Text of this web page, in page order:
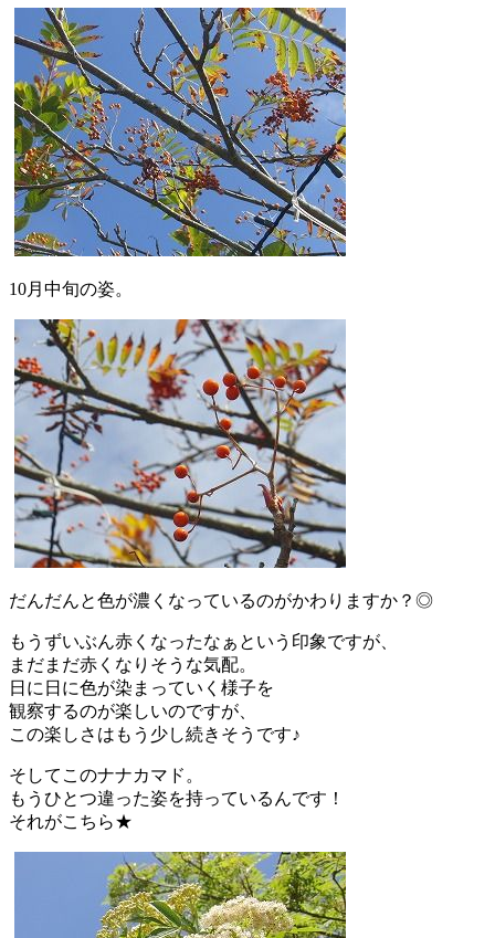
10月中旬の姿。
だんだんと色が濃くなっているのがかわりますか？◎
もうずいぶん赤くなったなぁという印象ですが、
まだまだ赤くなりそうな気配。
日に日に色が染まっていく様子を
観察するのが楽しいのですが、
この楽しさはもう少し続きそうです♪
そしてこのナナカマド。
もうひとつ違った姿を持っているんです！
それがこちら★